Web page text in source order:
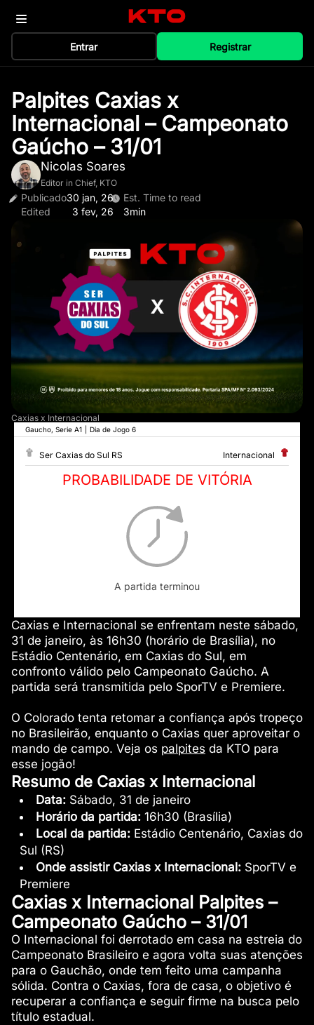
Entrar Registrar
Palpites Caxias x
Internacional – Campeonato
Gaúcho – 31/01
Nicolas Soares
Editor in Chief, KTO
Publicado30 jan, 26
Edited
3 fev, 26
Est. Time to read
3min
Caxias x Internacional
Gaucho, Serie A1 Dia de Jogo 6
Ser Caxias do Sul RS Internacional
PROBABILIDADE DE VITÓRIA
A partida terminou
Caxias e Internacional se enfrentam neste sábado,
31 de janeiro, às 16h30 (horário de Brasília), no
Estádio Centenário, em Caxias do Sul, em
confronto válido pelo Campeonato Gaúcho. A
partida será transmitida pelo SporTV e Premiere.
O Colorado tenta retomar a confiança após tropeço
no Brasileirão, enquanto o Caxias quer aproveitar o
mando de campo. Veja os palpites da KTO para
esse jogão!
Resumo de Caxias x Internacional
Data:Sábado, 31 de janeiro
Horário da partida:16h30 (Brasília)
Local da partida:Estádio Centenário, Caxias do
Sul (RS)
Onde assistir Caxias x Internacional: SporTV e
Premiere
Caxias x Internacional Palpites –
Campeonato Gaúcho – 31/01
O Internacional foi derrotado em casa na estreia do
Campeonato Brasileiro e agora volta suas atenções
para o Gauchão, onde tem feito uma campanha
sólida. Contra o Caxias, fora de casa, o objetivo é
recuperar a confiança e seguir firme na busca pelo
título estadual.